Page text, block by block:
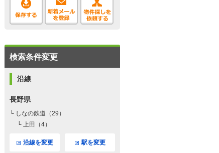
検索条件変更
沿線
長野県
└ しなの鉄道（29）
└ 上田（4）
沿線を変更 駅を変更